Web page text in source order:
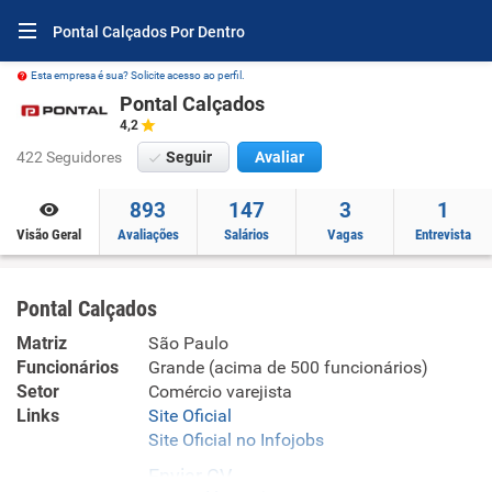
Pontal Calçados Por Dentro
Esta empresa é sua? Solicite acesso ao perfil.
Pontal Calçados
4,2
422 Seguidores Seguir Avaliar
Visão Geral
893
Avaliações
147
Salários
3
Vagas
1
Entrevista
Pontal Calçados
Matriz
São Paulo
Funcionários
Grande (acima de 500 funcionários)
Setor
Comércio varejista
Links
Site Oficial
Site Oficial no Infojobs
Enviar CV